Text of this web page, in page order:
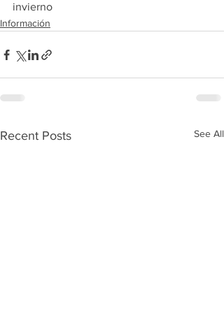
invierno
Información
Recent Posts See All